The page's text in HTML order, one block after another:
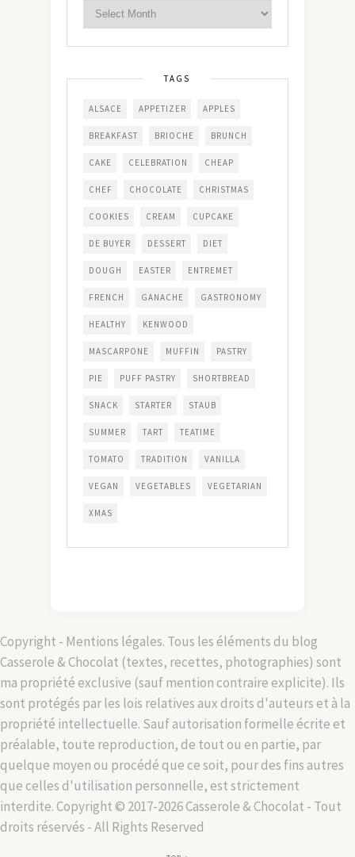
TAGS
ALSACE APPETIZER APPLES
BREAKFAST BRIOCHE BRUNCH
CAKE CELEBRATION CHEAP
CHEF CHOCOLATE CHRISTMAS
COOKIES CREAM CUPCAKE
DE BUYER DESSERT DIET
DOUGH EASTER ENTREMET
FRENCH GANACHE GASTRONOMY
HEALTHY KENWOOD
MASCARPONE MUFFIN PASTRY
PIE PUFF PASTRY SHORTBREAD
SNACK STARTER STAUB
SUMMER TART TEATIME
TOMATO TRADITION VANILLA
VEGAN VEGETABLES VEGETARIAN
XMAS
Copyright - Mentions légales. Tous les éléments du blog
Casserole & Chocolat (textes, recettes, photographies) sont
ma propriété exclusive (sauf mention contraire explicite). Ils
sont protégés par les lois relatives aux droits d'auteurs et à la
propriété intellectuelle. Sauf autorisation formelle écrite et
préalable, toute reproduction, de tout ou en partie, par
quelque moyen ou procédé que ce soit, pour des fins autres
que celles d'utilisation personnelle, est strictement
interdite. Copyright © 2017-2026 Casserole & Chocolat - Tout
droits réservés - All Rights Reserved